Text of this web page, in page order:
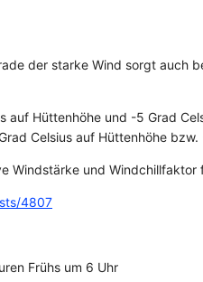
der starke Wind sorgt auch
auf Hüttenhöhe und -5 Grad
Celsius auf Hüttenhöhe bzw.
Windstärke und Windchillfaktor
4807
Frühs um 6 Uhr